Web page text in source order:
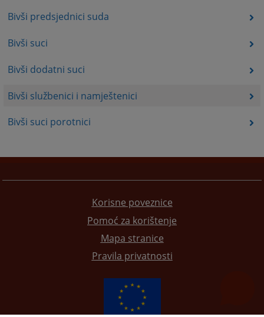
Bivši predsjednici suda
Bivši suci
Bivši dodatni suci
Bivši službenici i namještenici
Bivši suci porotnici
Korisne poveznice
Pomoć za korištenje
Mapa stranice
Pravila privatnosti